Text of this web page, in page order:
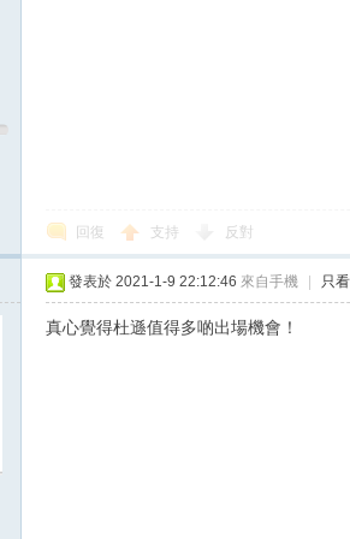
回復 支持 反對
發表於 2021-1-9 22:12:46 來自手機 只
真心覺得杜遜值得多啲出場機會！